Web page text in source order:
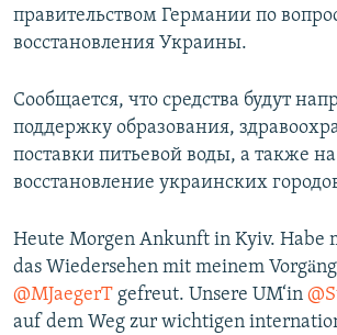
ПОБЕДИТЕЛЕЙ НЕ СУДЯТ?
КРЫМ.НЕПОКОРЕННЫЙ
ELIFBE
УКРАИНСКАЯ ПРОБЛЕМА КРЫМА
ПРИСОЕДИНЯЙТЕСЬ!
Все сайты RFE/RL
правительством Германии по
восстановления Украины.
Сообщается, что средства будут
поддержку образования,
поставки питьевой воды, а также на
восстановление украинских
Heute Morgen Ankunft in Kyiv. Habe
das Wiedersehen mit meinem
@MJaegerT gefreut. Unsere UM‘in
auf dem Weg zur wichtigen